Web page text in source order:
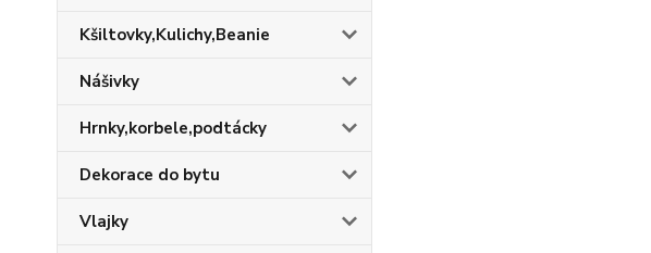
Kšiltovky,Kulichy,Beanie
Nášivky
Hrnky,korbele,podtácky
Dekorace do bytu
Vlajky